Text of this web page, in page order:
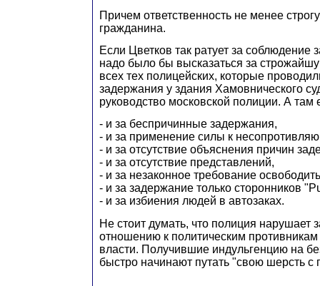
Причем ответственность не менее
гражданина.
Если Цветков так ратует за соблюдение
надо было бы высказаться за
всех тех полицейских, которые
задержания у здания Хамовнического
руководство московской полиции. А там
- и за беспричинные задержания,
- и за применение силы к
- и за отсутствие объяснения причин
- и за отсутствие представлений,
- и за незаконное требование
- и за задержание только сторонников
- и за избиения людей в автозаках.
Не стоит думать, что полиция нарушает
отношению к политическим
власти. Получившие индульгенцию на
быстро начинают путать "свою шерсть с